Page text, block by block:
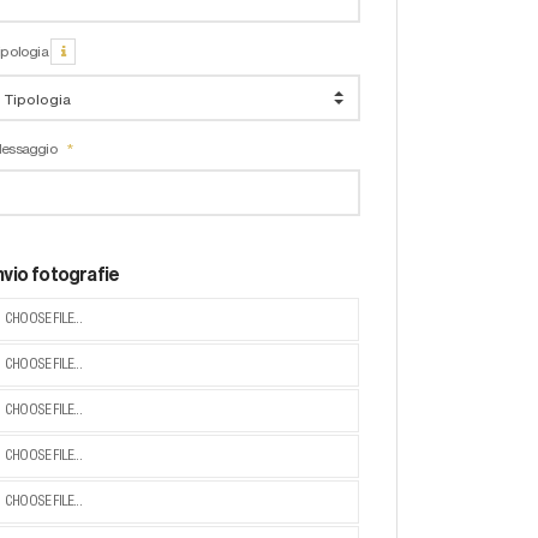
fotografie
CHOOSE FILE...
CHOOSE FILE...
CHOOSE FILE...
CHOOSE FILE...
CHOOSE FILE...